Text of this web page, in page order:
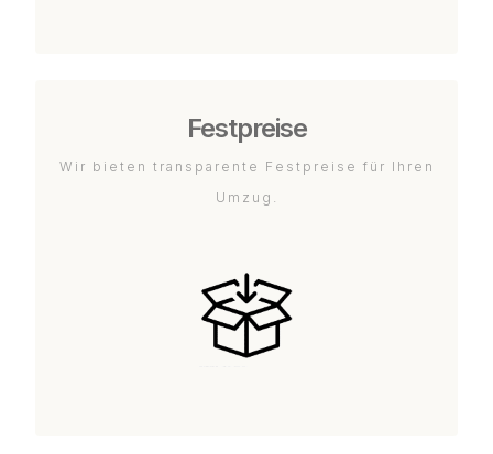
Festpreise
Wir bieten transparente Festpreise für Ihren
Umzug.